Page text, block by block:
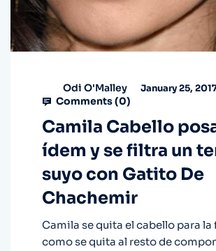
Odi O'Malley January 25,
Comments (0)
Camila Cabello
ídem y se filtra un
suyo con Gatito De
Chachemir
Camila se quita el cabello para la
como se quita al resto de